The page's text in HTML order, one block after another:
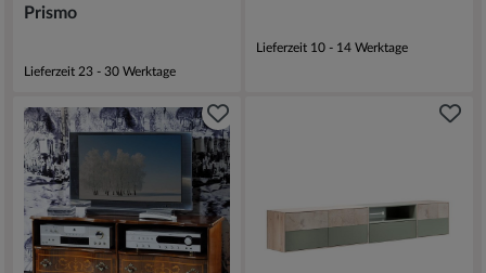
Prismo
Lieferzeit 23 - 30 Werktage
Lieferzeit 10 - 14 Werktage